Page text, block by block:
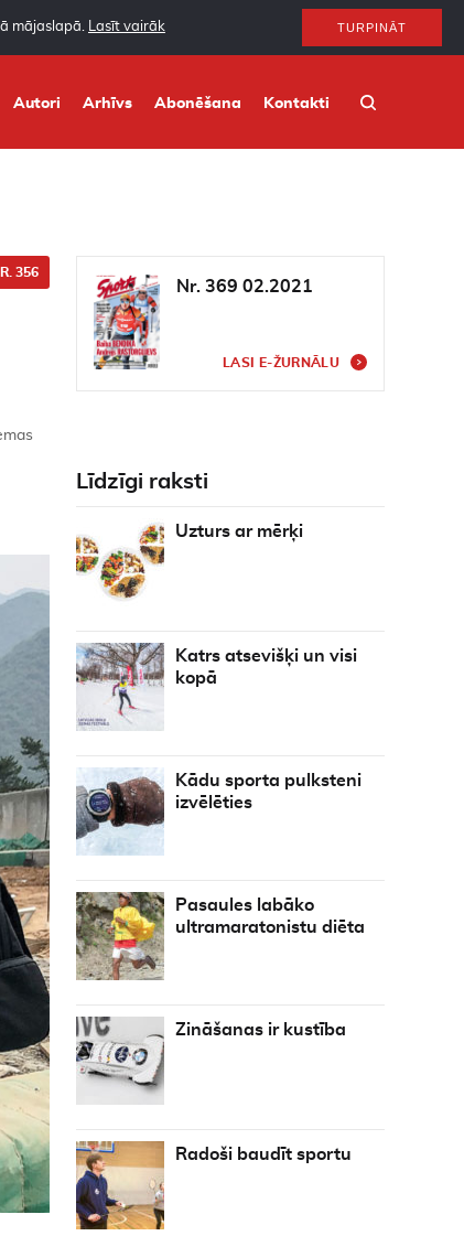
mājaslapā. Lasīt vairāk TURPINĀT
Autori Arhīvs Abonēšana Kontakti
356
Nr. 369 02.2021
LASI E-ŽURNĀLU
Līdzīgi raksti
Uzturs ar mērķi
Katrs atsevišķi un visi
kopā
Kādu sporta pulksteni
izvēlēties
Pasaules labāko
ultramaratonistu diēta
Zināšanas ir kustība
Radoši baudīt sportu